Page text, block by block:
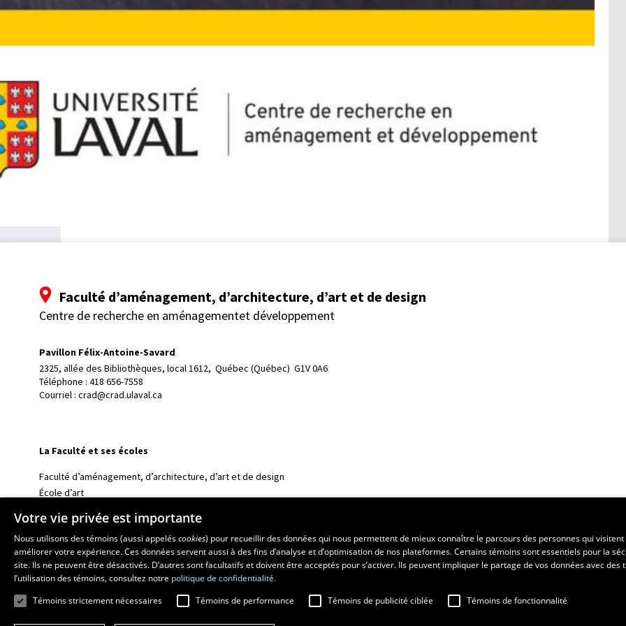
Faculté d’aménagement, d’architecture, d’art et de design
Centre de recherche en aménagementet développement
Pavillon Félix-Antoine-Savard
2325, allée des Bibliothèques, local 1612, Québec (Québec)  G1V 0A6
Téléphone : 418 656-7558
Courriel : crad@crad.ulaval.ca
La Faculté et ses écoles
Faculté d’aménagement, d’architecture, d’art et de design
École d’art
École d’architecture
École de design
Votre vie privée est importante
Nous utilisons des témoins (aussi appeléscookies) pour recueillir des données qui nous permettent de mieux connaître le parcours des personnes qui
améliorer votre expérience. Ces données servent aussi à des fins d’analyse et d’optimisation de nos plateformes. Certains témoins sont essentiels pour la
site. Ils ne peuvent être désactivés. D’autres sont facultatifs et doivent être acceptés pour s’activer. Ils peuvent impliquer le partage de vos données avec des
l’utilisation des témoins, consultez notre politique de confidentialité.
Témoins strictement nécessaires
Témoins de performance Témoins de publicité ciblée Témoins de fonctionnalité